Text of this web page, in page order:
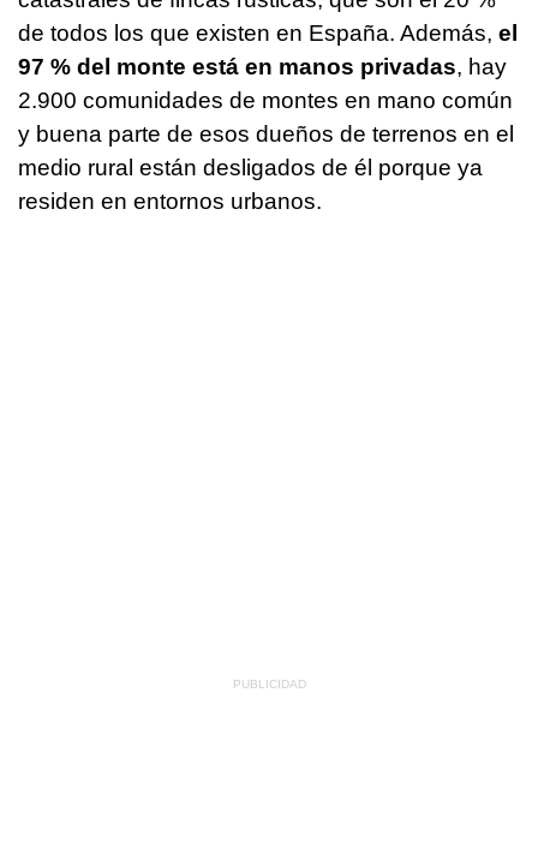
de todos los que existen en España. Además, el
97 % del monte está en manos privadas, hay
2.900 comunidades de montes en mano común
y buena parte de esos dueños de terrenos en el
medio rural están desligados de él porque ya
residen en entornos urbanos.